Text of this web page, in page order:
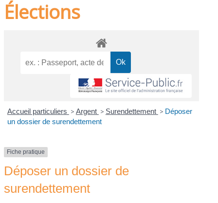
Élections
Accueil particuliers > Argent > Surendettement > Déposer
un dossier de surendettement
Fiche pratique
Déposer un dossier de
surendettement